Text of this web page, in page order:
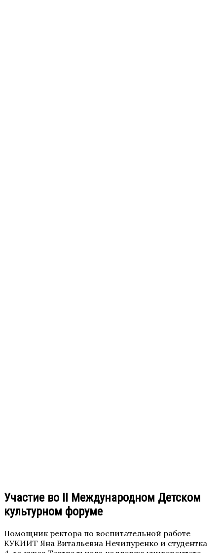
Участие во II Международном Детском
культурном форуме
Помощник ректора по воспитательной работе
КУКИИТ Яна Витальевна Нечипуренко и студентка